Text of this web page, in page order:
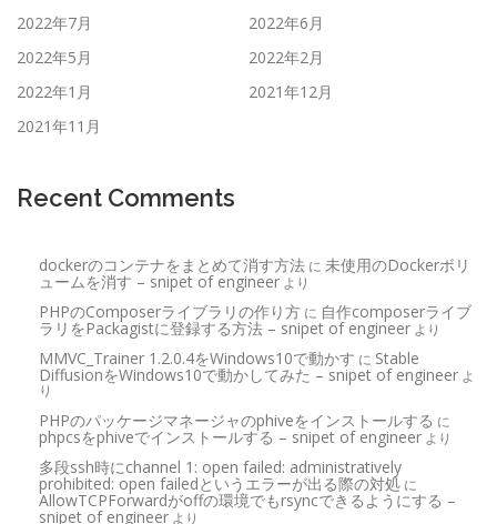
2022年7月
2022年6月
2022年5月
2022年2月
2022年1月
2021年12月
2021年11月
Recent Comments
dockerのコンテナをまとめて消す方法 に 未使用のDockerボリ
ュームを消す – snipet of engineer より
PHPのComposerライブラリの作り方 に 自作composerライブ
ラリをPackagistに登録する方法 – snipet of engineer より
MMVC_Trainer 1.2.0.4をWindows10で動かす に Stable
DiffusionをWindows10で動かしてみた – snipet of engineer よ
り
PHPのパッケージマネージャのphiveをインストールする に
phpcsをphiveでインストールする – snipet of engineer より
多段ssh時にchannel 1: open failed: administratively
prohibited: open failedというエラーが出る際の対処 に
AllowTCPForwardがoffの環境でもrsyncできるようにする –
snipet of engineer より